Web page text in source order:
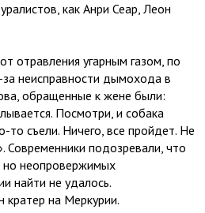
как Анри Сеар, Леон
отравления угарным газом, по
неисправности дымохода в
обращенные к жене были:
Посмотри, и собака
то съели. Ничего, все пройдет. Не
Современники подозревали, что
но неопровержимых
найти не удалось.
кратер на Меркурии.